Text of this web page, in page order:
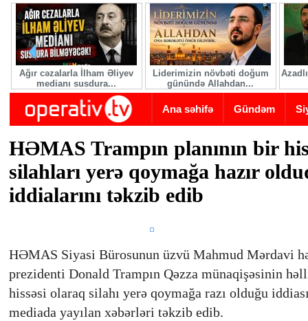
Skip to main content
Ağır cəzalarla İlham Əliyev
medianı susdura...
Liderimizin növbəti doğum
günündə Allahdan...
Ana səhifə Gündəm
HƏMAS Trampın planının bir
silahları yerə qoymağa hazır
iddialarını təkzib edib
HƏMAS Siyasi Bürosunun üzvü Mahmud Mərdavi
prezidenti Donald Trampın Qəzza münaqişəsinin
hissəsi olaraq silahı yerə qoymağa razı olduğu
mediada yayılan xəbərləri təkzib edib.